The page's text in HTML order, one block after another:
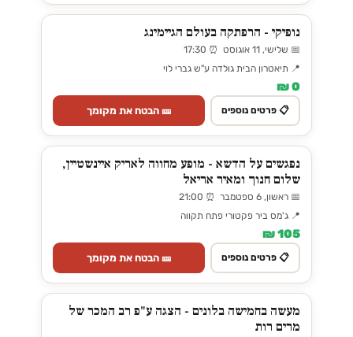
נופיקי - הרפתקה בעולם הגיימינג
📅 שלישי, 11 אוגוסט ⏰ 17:30
📍 תיאטרון הבית גולדה ע"ש גברי לוי
0 ₪
📋 פרטים נוספים 🎫 הבטח את מקומך
נפגשים על הדשא - מופע מחווה לאריק איינשטיין,
שלום חנוך ומאיר אריאל
📅 ראשון, 6 ספטמבר ⏰ 21:00
📍 ג'מס ביר פקטורי פתח תקווה
105 ₪
📋 פרטים נוספים 🎫 הבטח את מקומך
מעשה בחמישה בלונים - הצגה ע"פ רב המכר של
מרים רות